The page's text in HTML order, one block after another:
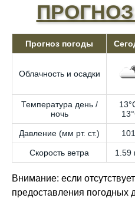
Прогноз погоды
Облачность и осадки
Температура день /
ночь
Давление (мм рт. ст.)
Скорость ветра 1.59
Внимание: если
предоставления погодных